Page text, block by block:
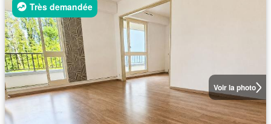
Voir la photo
Très demandée